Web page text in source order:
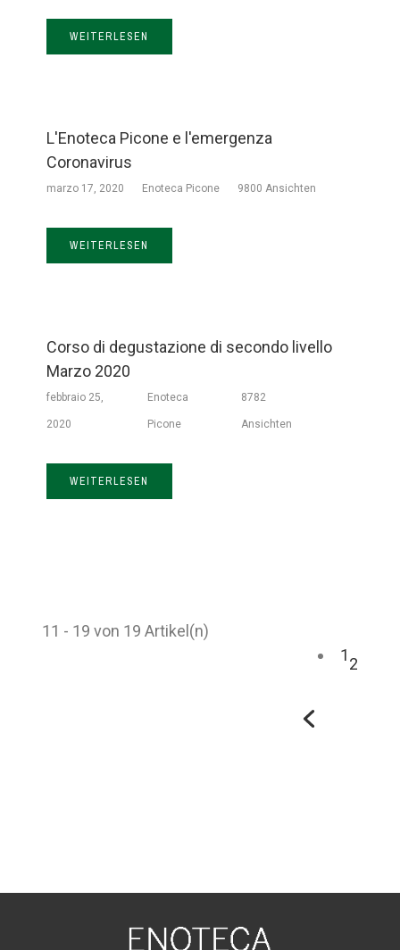
WEITERLESEN
L'Enoteca Picone e l'emergenza
Coronavirus
marzo 17, 2020 Enoteca Picone 9800 Ansichten
WEITERLESEN
Corso di degustazione di secondo livello
Marzo 2020
febbraio 25,
2020
Enoteca
Picone
8782
Ansichten
WEITERLESEN
11 - 19 von 19 Artikel(n)
12